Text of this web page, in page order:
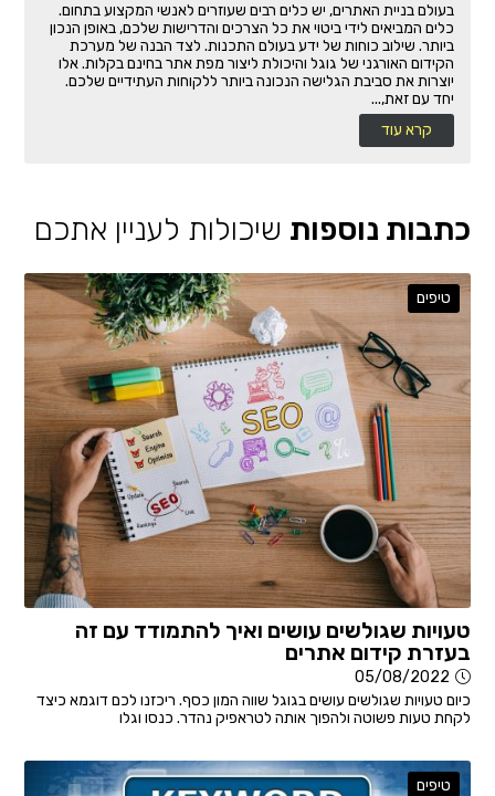
בעולם בניית האתרים, יש כלים רבים שעוזרים לאנשי המקצוע בתחום.
כלים המביאים לידי ביטוי את כל הצרכים והדרישות שלכם, באופן הנכון
ביותר. שילוב כוחות של ידע בעולם התכנות. לצד הבנה של מערכת
הקידום האורגני של גוגל והיכולת ליצור מפת אתר בחינם בקלות. אלו
יוצרות את סביבת הגלישה הנכונה ביותר ללקוחות העתידיים שלכם.
יחד עם זאת,...
קרא עוד
כתבות נוספות שיכולות לעניין אתכם
טיפים
טעויות שגולשים עושים ואיך להתמודד עם זה
בעזרת קידום אתרים
05/08/2022
כיום טעויות שגולשים עושים בגוגל שווה המון כסף. ריכזנו לכם דוגמא כיצד
לקחת טעות פשוטה ולהפוך אותה לטראפיק נהדר. כנסו וגלו
טיפים